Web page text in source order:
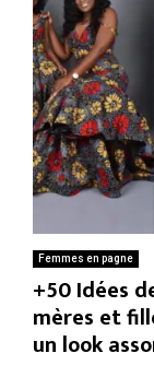
Femmes en pagne
+50 Idées
mères et
un look